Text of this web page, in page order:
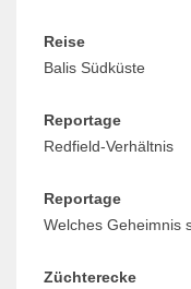
Reise
Balis Südküste
Reportage
Redfield-Verhältnis
Reportage
Welches Geheimnis
Züchterecke